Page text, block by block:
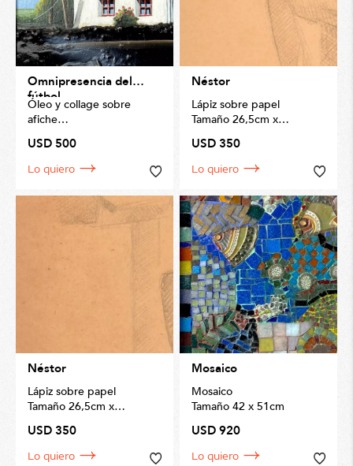
Omnipresencia del
fútbol
Óleo y collage sobre
afiche
40 x 40cm
USD 500
Lo quiero
Néstor
Lápiz sobre papel
Tamaño 26,5cm x
USD 350
Lo quiero
Néstor
Lápiz sobre papel
Tamaño 26,5cm x
USD 350
Lo quiero
Mosaico
Mosaico
Tamaño 42 x 51cm
USD 920
Lo quiero